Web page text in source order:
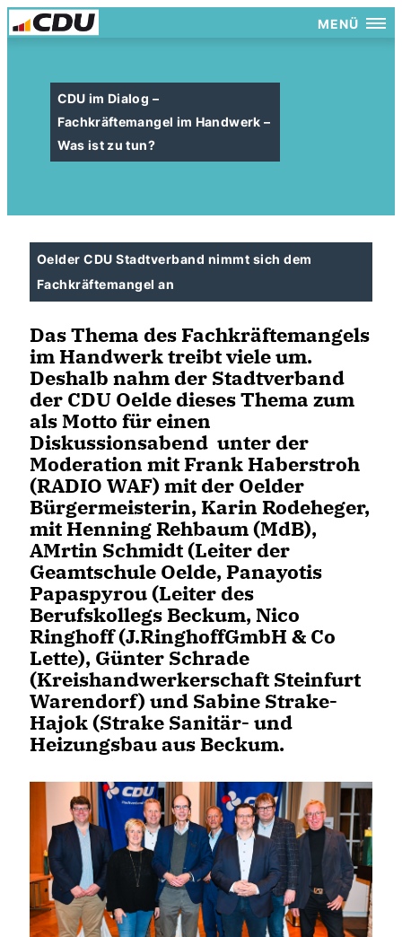
MENÜ
CDU im Dialog –
Fachkräftemangel im Handwerk –
Was ist zu tun?
Oelder CDU Stadtverband nimmt sich dem
Fachkräftemangel an
Das Thema des Fachkräftemangels
im Handwerk treibt viele um.
Deshalb nahm der Stadtverband
der CDU Oelde dieses Thema zum
als Motto für einen
Diskussionsabend unter der
Moderation mit Frank Haberstroh
(RADIO WAF) mit der Oelder
Bürgermeisterin, Karin Rodeheger,
mit Henning Rehbaum (MdB),
AMrtin Schmidt (Leiter der
Geamtschule Oelde, Panayotis
Papaspyrou (Leiter des
Berufskollegs Beckum, Nico
Ringhoff (J.RinghoffGmbH & Co
Lette), Günter Schrade
(Kreishandwerkerschaft Steinfurt
Warendorf) und Sabine Strake-
Hajok (Strake Sanitär- und
Heizungsbau aus Beckum.